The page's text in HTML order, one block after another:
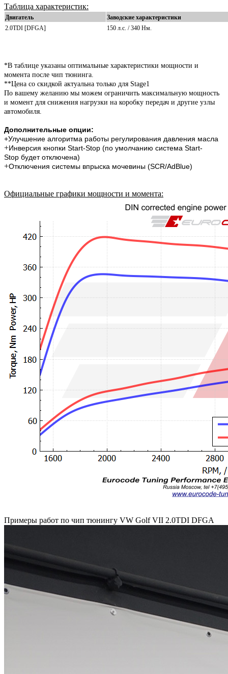
Таблица характеристик:
Двигатель
Заводские характеристики
2.0TDI [DFGA]
150 л.с. / 340 Нм.
*В таблице указаны оптимальные характеристики мощности и
момента после чип тюнинга.
**Цена со скидкой актуальна только для Stage1
По вашему желанию мы можем ограничить максимальную мощность
и момент для снижения нагрузки на коробку передач и другие узлы
автомобиля.
Дополнительные опции:
+Улучшение алгоритма работы регулирования давления масла
+Инверсия кнопки Start-Stop (по умолчанию система Start-
Stop будет отключена)
+Отключения системы впрыска мочевины (SCR/AdBlue)
Официальные графики мощности и момента:
Примеры работ по чип тюнингу VW Golf VII 2.0TDI DFGA